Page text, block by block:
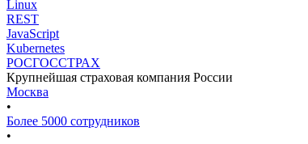
Linux
REST
JavaScript
Kubernetes
РОСГОССТРАХ
Крупнейшая страховая компания России
Москва
•
Более 5000 сотрудников
•